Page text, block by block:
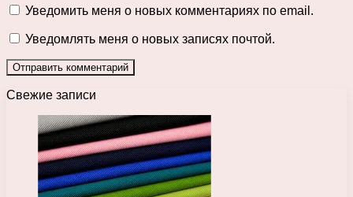
Уведомить меня о новых комментариях по email.
Уведомлять меня о новых записях почтой.
Свежие записи